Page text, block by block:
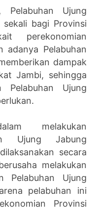
Pelabuhan Ujung
bagi Provinsi
perekonomian
adanya Pelabuhan
dampak
Jambi, sehingga
Pelabuhan Ujung
melakukan
Ujung Jabung
secara
melakukan
Pelabuhan Ujung
pelabuhan ini
Provinsi